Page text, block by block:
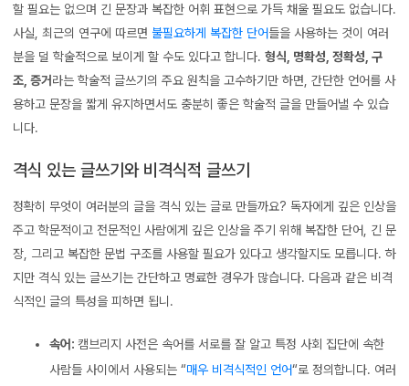
할 필요는 없으며 긴 문장과 복잡한 어휘 표현으로 가득 채울 필요도 없습니다.
사실, 최근의 연구에 따르면 불필요하게 복잡한 단어들을 사용하는 것이 여러
분을 덜 학술적으로 보이게 할 수도 있다고 합니다. 형식, 명확성, 정확성, 구
조, 증거 라는 학술적 글쓰기의 주요 원칙을 고수하기만 하면, 간단한 언어를 사
용하고 문장을 짧게 유지하면서도 충분히 좋은 학술적 글을 만들어낼 수 있습
니다.
격식 있는 글쓰기와 비격식적 글쓰기
정확히 무엇이 여러분의 글을 격식 있는 글로 만들까요? 독자에게 깊은 인상을
주고 학문적이고 전문적인 사람에게 깊은 인상을 주기 위해 복잡한 단어, 긴 문
장, 그리고 복잡한 문법 구조를 사용할 필요가 있다고 생각할지도 모릅니다. 하
지만 격식 있는 글쓰기는 간단하고 명료한 경우가 많습니다. 다음과 같은 비격
식적인 글의 특성을 피하면 됩니.
속어: 캠브리지 사전은 속어를 서로를 잘 알고 특정 사회 집단에 속한
사람들 사이에서 사용되는 “매우 비격식적인 언어“로 정의합니다. 여러